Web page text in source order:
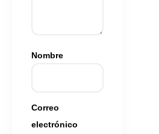
Nombre
Correo
electrónico